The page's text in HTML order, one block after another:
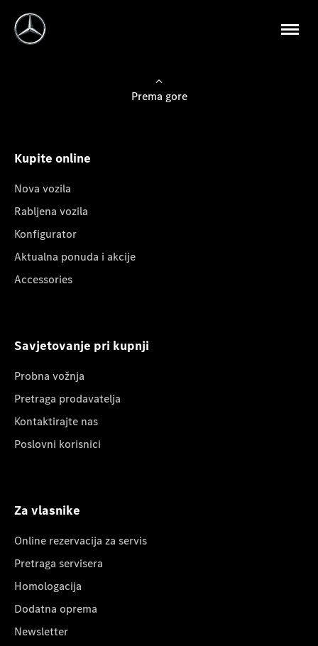
Prema gore
Kupite online
Nova vozila
Rabljena vozila
Konfigurator
Aktualna ponuda i akcije
Accessories
Savjetovanje pri kupnji
Probna vožnja
Pretraga prodavatelja
Kontaktirajte nas
Poslovni korisnici
Za vlasnike
Online rezervacija za servis
Pretraga servisera
Homologacija
Dodatna oprema
Newsletter